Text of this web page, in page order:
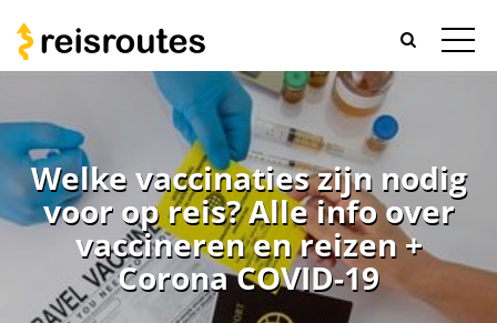
Welke vaccinaties zijn nodig
voor op reis? Alle info over
vaccineren en reizen +
Corona COVID-19